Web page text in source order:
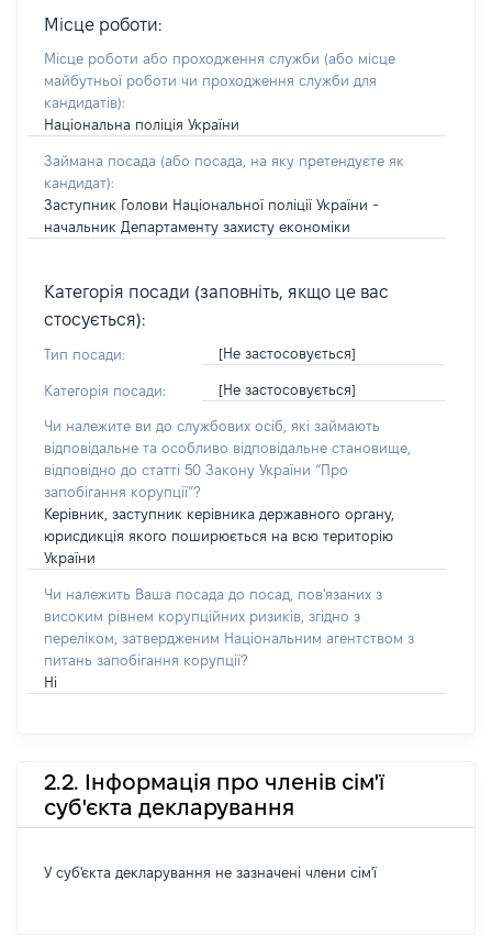
Місце роботи:
Місце роботи або проходження служби (або місце
майбутньої роботи чи проходження служби для
кандидатів):
Національна поліція України
Займана посада (або посада, на яку претендуєте як
кандидат):
Заступник Голови Національної поліції України -
начальник Департаменту захисту економіки
Категорія посади (заповніть, якщо це вас
стосується):
Тип посади: [Не застосовується]
Категорія посади: [Не застосовується]
Чи належите ви до службових осіб, які займають
відповідальне та особливо відповідальне становище,
відповідно до статті 50 Закону України “Про
запобігання корупції”?
Керівник, заступник керівника державного органу,
юрисдикція якого поширюється на всю територію
України
Чи належить Ваша посада до посад, пов'язаних з
високим рівнем корупційних ризиків, згідно з
переліком, затвердженим Національним агентством з
питань запобігання корупції?
Ні
2.2. Інформація про членів сім'ї
суб'єкта декларування
У суб'єкта декларування не зазначені члени сім'ї